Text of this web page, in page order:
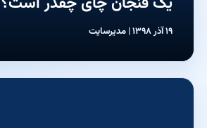
۱۹ آذر ۱۳۹۸ | مدیرسایت